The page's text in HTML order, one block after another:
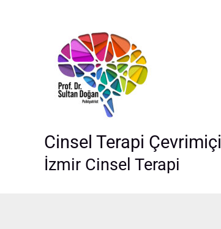
Cinsel Terapi Çevrimiçi
İzmir Cinsel Terapi